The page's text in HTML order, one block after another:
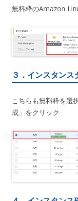
無料枠のAmazon
３．インスタンス
こちらも無料枠を選
成」をクリック